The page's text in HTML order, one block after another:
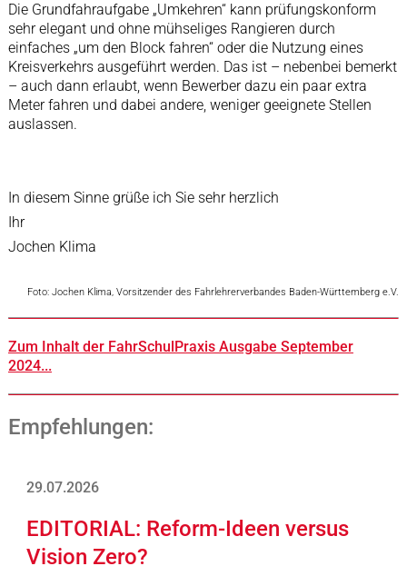
Die Grundfahraufgabe „Umkehren“ kann prüfungskonform
sehr elegant und ohne mühseliges Rangieren durch
einfaches „um den Block fahren“ oder die Nutzung eines
Kreisverkehrs ausgeführt werden. Das ist – nebenbei bemerkt
– auch dann erlaubt, wenn Bewerber dazu ein paar extra
Meter fahren und dabei andere, weniger geeignete Stellen
auslassen.
In diesem Sinne grüße ich Sie sehr herzlich
Ihr
Jochen Klima
Foto: Jochen Klima, Vorsitzender des Fahrlehrerverbandes Baden-Württemberg e.V.
Zum Inhalt der FahrSchulPraxis Ausgabe September
2024...
Empfehlungen:
29.07.2026
EDITORIAL: Reform-Ideen versus
Vision Zero?